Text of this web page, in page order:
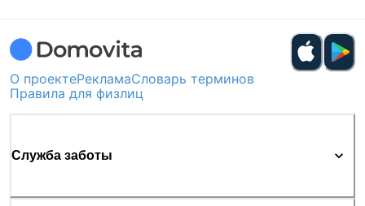
О проектеРекламаСловарь терминов
Правила для физлиц
Служба заботы